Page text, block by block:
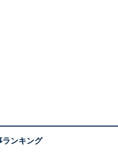
した。「日本郵政グルー